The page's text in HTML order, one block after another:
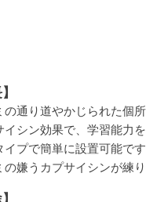
の通り道やかじられた個
イシン効果で、学習能力
イプで簡単に設置可能です
の嫌うカプサイシンが練り